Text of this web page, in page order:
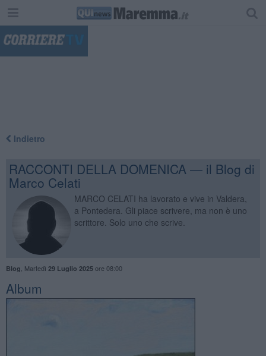
Indietro
RACCONTI DELLA DOMENICA — il Blog di
Marco Celati
MARCO CELATI ha lavorato e vive in Valdera,
a Pontedera. Gli piace scrivere, ma non è uno
scrittore. Solo uno che scrive.
Blog Martedì 29 Luglio 2025ore 08:00
Album